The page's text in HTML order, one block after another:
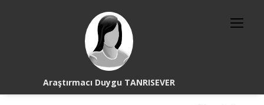
Araştırmacı Duygu TANRISEVER